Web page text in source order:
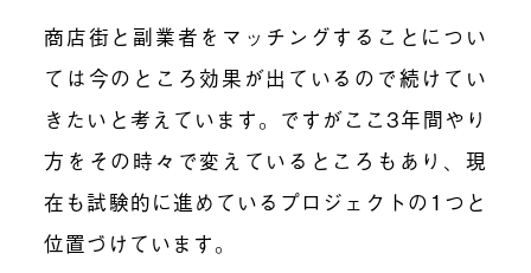
商店街と副業者をマッチングすることについ
ては今のところ効果が出ているので続けてい
きたいと考えています。ですがここ3年間やり
方をその時々で変えているところもあり、現
在も試験的に進めているプロジェクトの1つと
位置づけています。